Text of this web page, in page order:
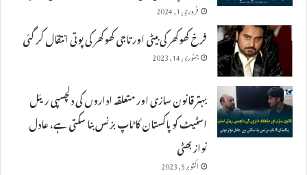
فروری 1, 2024
فرخ کھوکھر کی بیٹی اور تاجی کھوکھر کی پوتی انتقال کر گئی
جنوری 14, 2023
بہتر قانون سازی اور متعلقہ اداروں کی دلچسپی ریئل
اسٹیٹ کو پاکستان کا ٹاپ بزنس بنا سکتی ہے، عادل
نواز بھٹی
اکتوبر 5, 2023